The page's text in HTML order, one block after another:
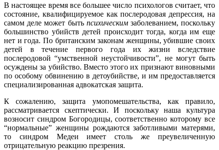
В настоящее время все большее число психологов считает, что
состояние, квалифицируемое как послеродовая депрессия, на
самом деле может быть психическим заболеванием, поскольку
большинство убийств детей происходит тогда, когда им еще
нет и года. По британским законам женщины, убившие своих
детей в течение первого года их жизни вследствие
послеродовой “умственной неустойчивости”, не могут быть
осуждены за убийство. Вместо этого их признают виновными
по особому обвинению в детоубийстве, и им предоставляется
специализированная адвокатская защита.
К сожалению, защита умопомешательства, как правило,
рассматривается скептически. И поскольку наша культура
возносит синдром Богородицы, соответственно которому все
“нормальные” женщины рождаются заботливыми матерями,
то синдром Медеи имеет столь же преувеличенную
отрицательную реакцию презрения.